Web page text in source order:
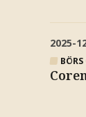
2025-